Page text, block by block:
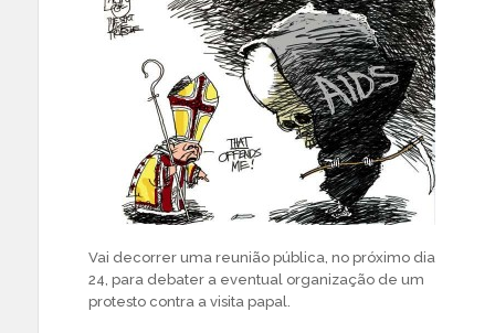
Vai decorrer uma reunião pública, no próximo dia
24, para debater a eventual organização de um
protesto contra a visita papal.